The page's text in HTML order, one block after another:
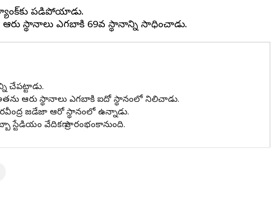
పడిపోయాడు.
చేపట్టాడు.
ఆరు స్థానాలు ఎగబాకి ఐదో స్థానంలో నిలిచాడు.
జడేజా ఆరో స్థానంలో ఉన్నాడు.
స్టేడియం వేదికగా ప్రారంభంకానుంది.